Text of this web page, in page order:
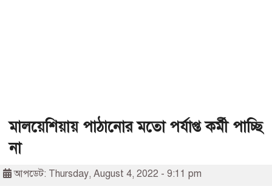
মালয়েশিয়ায় পাঠানোর মতো পর্যাপ্ত কর্মী পাচ্ছি
না
আপডেট: Thursday, August 4, 2022 - 9:11 pm